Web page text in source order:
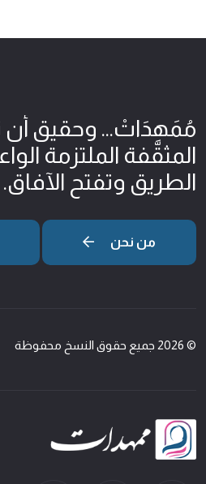
مُمَهِدَاتْ... وحقيق أن
المثقّفة الملتزمة
الطريق وتفتح الآفاق.
من نحن
© 2026 جميع حقوق النسخ محفوظة